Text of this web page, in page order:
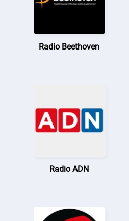
Radio Beethoven
Radio ADN